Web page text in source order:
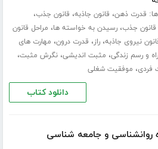
قدرت ذهن، قانون جاذبه، قانون جذب،
جذب،رسیدن به خواسته ها، مراحل قانون
نیروی جاذبه،راز، قدرت درون، مهارت های
راه و رسم زندگی، مثبت اندیشی،نگرش مثبت،
فردی، موفقیت شغلی
دانلود کتاب
روانشناسی و جامعه شناسی